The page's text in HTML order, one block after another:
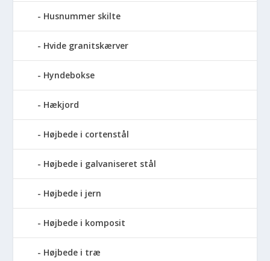
Husnummer skilte
Hvide granitskærver
Hyndebokse
Hækjord
Højbede i cortenstål
Højbede i galvaniseret stål
Højbede i jern
Højbede i komposit
Højbede i træ